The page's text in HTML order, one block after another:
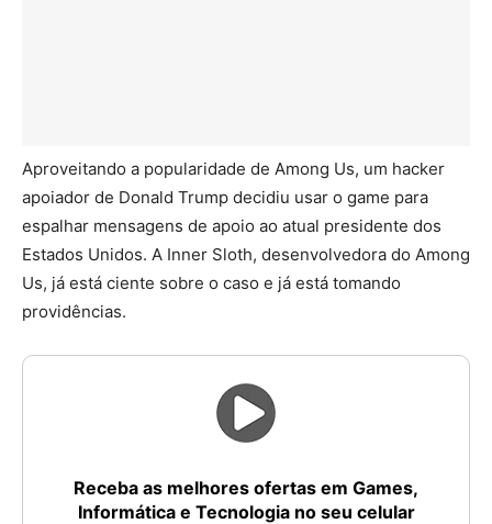
Aproveitando a popularidade de Among Us, um hacker
apoiador de Donald Trump decidiu usar o game para
espalhar mensagens de apoio ao atual presidente dos
Estados Unidos. A Inner Sloth, desenvolvedora do Among
Us, já está ciente sobre o caso e já está tomando
providências.
Receba as melhores ofertas em Games,
Informática e Tecnologia no seu celular